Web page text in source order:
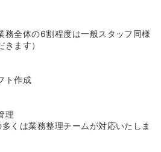
麗で整った環境で働きたい。ツ
に全力です≫
自転車はすべて電動自転車・休
ようなテーブルや椅子を配置し
ジなどゆっくり休憩できる家電
い≫
務全体の6割程度は一般スタッフ同様
ます）
ト作成
理
くは業務整理チームが対応いたしま